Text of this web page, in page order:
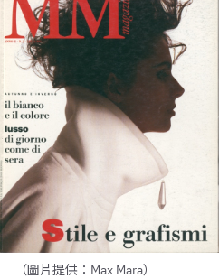
（圖片提供：Max Mara）